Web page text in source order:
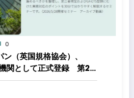
0
（英国規格協会）、
関として正式登録 第2
対応が義務化、企業の対
？ 法的拘束力をもつ